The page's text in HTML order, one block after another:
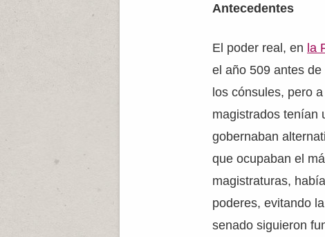
Antecedentes
El poder real, en la
el año 509 antes
los cónsules, pero
magistrados tenían
gobernaban
que ocupaban el
magistraturas,
poderes, evitando
senado siguieron